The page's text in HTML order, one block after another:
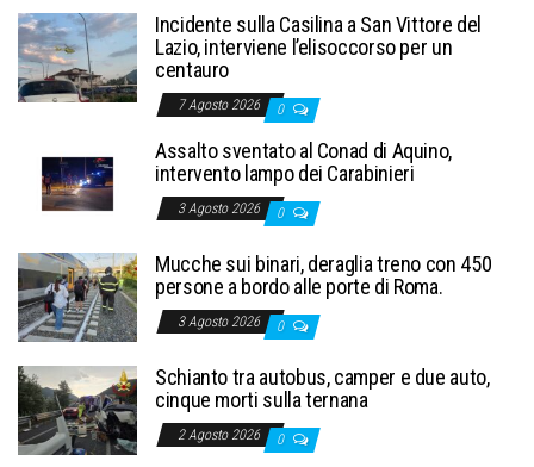
Incidente sulla Casilina a San Vittore del
Lazio, interviene l’elisoccorso per un
centauro
7 Agosto 2026 0
Assalto sventato al Conad di Aquino,
intervento lampo dei Carabinieri
3 Agosto 2026 0
Mucche sui binari, deraglia treno con 450
persone a bordo alle porte di Roma.
3 Agosto 2026 0
Schianto tra autobus, camper e due auto,
cinque morti sulla ternana
2 Agosto 2026 0